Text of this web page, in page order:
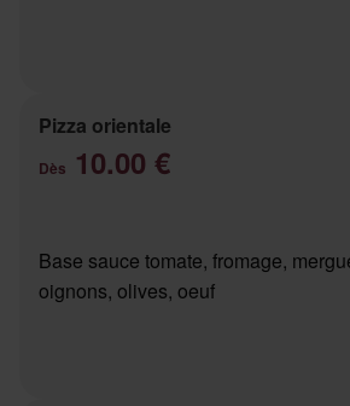
Pizza orientale
Dès 10.00 €
Base sauce tomate, fromage,
oignons, olives, oeuf